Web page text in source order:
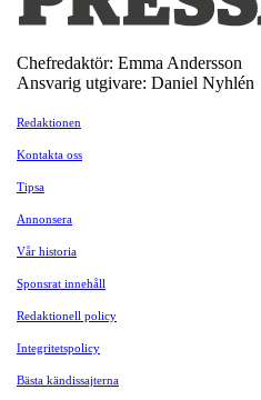
Chefredaktör: Emma Andersson
Ansvarig utgivare: Daniel Nyhlén
Redaktionen
Kontakta oss
Tipsa
Annonsera
Vår historia
Sponsrat innehåll
Redaktionell policy
Integritetspolicy
Bästa kändissajterna